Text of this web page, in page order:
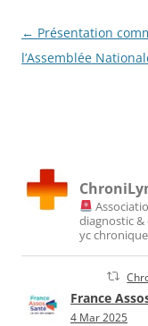
Navigation
des
← Présentation
l’Assemblée
diagnostic &
yc
France
4 Mar 2025